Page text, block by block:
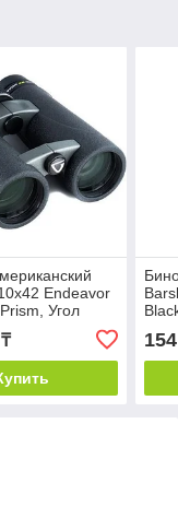
Endeavor
Угол
Градусов,